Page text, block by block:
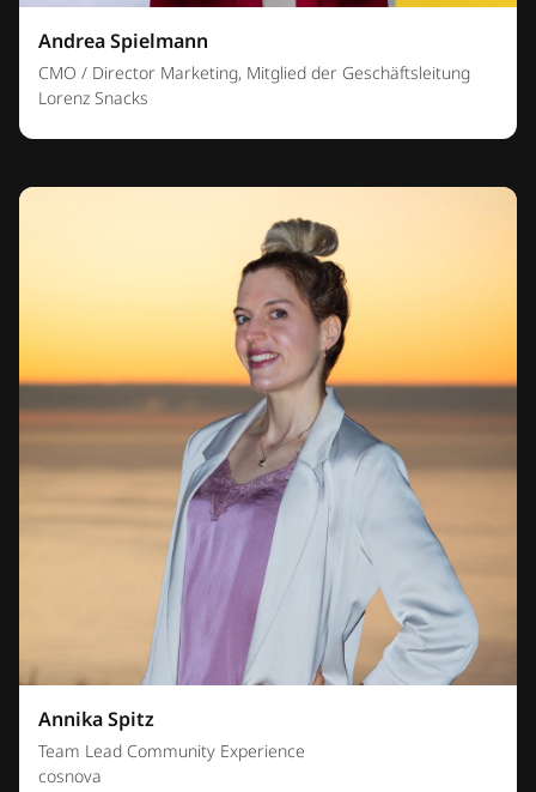
Andrea Spielmann
CMO / Director Marketing, Mitglied der Geschäftsleitung
Lorenz Snacks
Annika Spitz
Team Lead Community Experience
cosnova